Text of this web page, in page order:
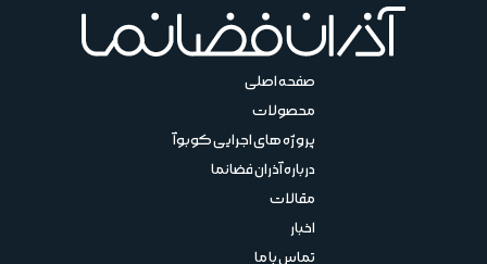
صفحه اصلی
محصولات
پروژه های اجرایی کوبوآ
درباره آذران فضانما
مقالات
اخبار
تماس با ما